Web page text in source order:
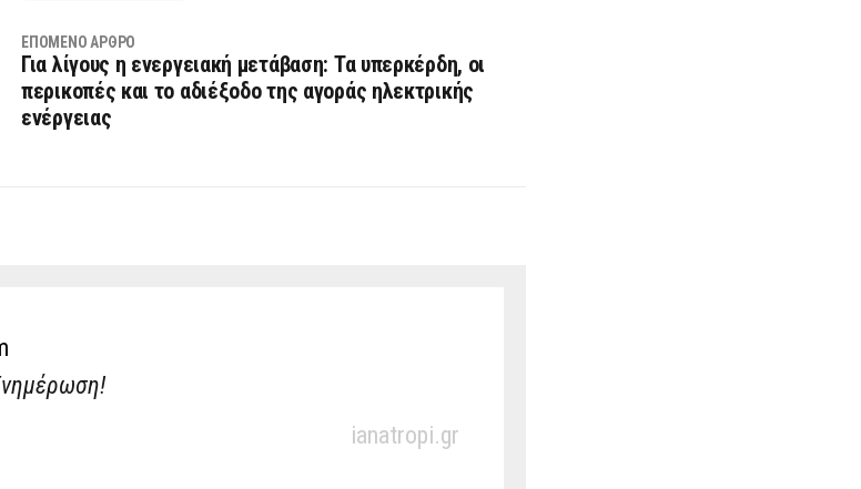
ΕΠΌΜΕΝΟ ΆΡΘΡΟ
Για λίγους η ενεργειακή μετάβαση: Τα υπερκέρδη, οι
περικοπές και το αδιέξοδο της αγοράς ηλεκτρικής
ενέργειας
ianatropi.gr